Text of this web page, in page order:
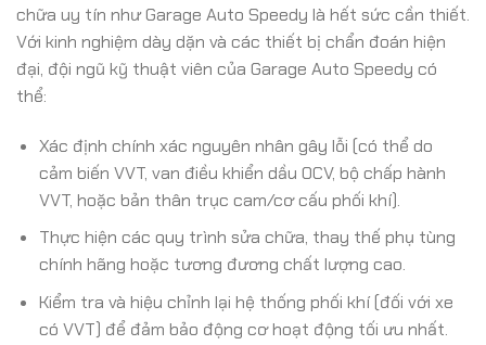
chữa uy tín như Garage Auto Speedy là hết sức cần thiết.
Với kinh nghiệm dày dặn và các thiết bị chẩn đoán hiện
đại, đội ngũ kỹ thuật viên của Garage Auto Speedy có
thể:
Xác định chính xác nguyên nhân gây lỗi (có thể do
cảm biến VVT, van điều khiển dầu OCV, bộ chấp hành
VVT, hoặc bản thân trục cam/cơ cấu phối khí).
Thực hiện các quy trình sửa chữa, thay thế phụ tùng
chính hãng hoặc tương đương chất lượng cao.
Kiểm tra và hiệu chỉnh lại hệ thống phối khí (đối với xe
có VVT) để đảm bảo động cơ hoạt động tối ưu nhất.